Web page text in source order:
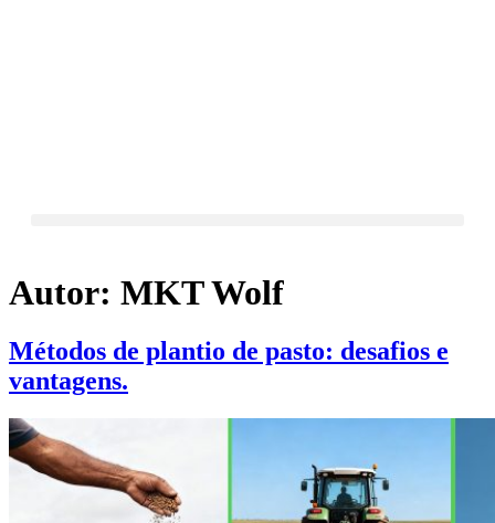
Autor: MKT Wolf
Métodos de plantio de pasto: desafios e
vantagens.